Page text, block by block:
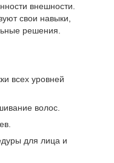
внешности.
свои навыки,
решения.
всех уровней
волос.
для лица и